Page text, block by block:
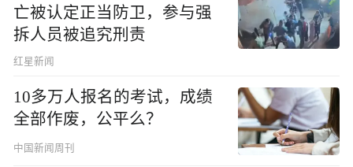
亡被认定正当防卫，参与强
拆人员被追究刑责
红星新闻
10多万人报名的考试，成绩
全部作废，公平么？
中国新闻周刊